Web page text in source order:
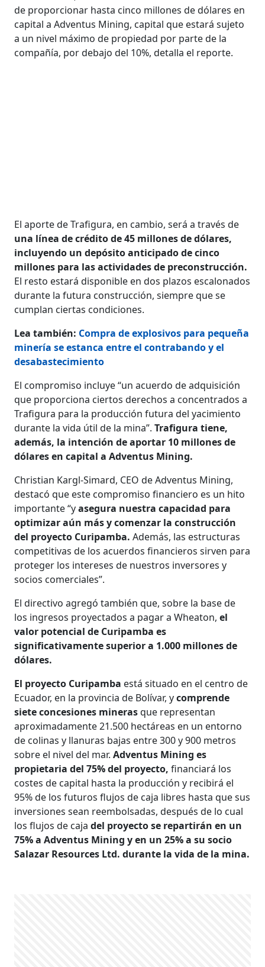
de proporcionar hasta cinco millones de dólares en
capital a Adventus Mining, capital que estará sujeto
a un nivel máximo de propiedad por parte de la
compañía, por debajo del 10%, detalla el reporte.
El aporte de Trafigura, en cambio, será a través de
una línea de crédito de 45 millones de dólares,
incluyendo un depósito anticipado de cinco
millones para las actividades de preconstrucción.
El resto estará disponible en dos plazos escalonados
durante la futura construcción, siempre que se
cumplan ciertas condiciones.
Lea también: Compra de explosivos para pequeña
minería se estanca entre el contrabando y el
desabastecimiento
El compromiso incluye “un acuerdo de adquisición
que proporciona ciertos derechos a concentrados a
Trafigura para la producción futura del yacimiento
durante la vida útil de la mina”.Trafigura tiene,
además, la intención de aportar 10 millones de
dólares en capital a Adventus Mining.
Christian Kargl-Simard, CEO de Adventus Mining,
destacó que este compromiso financiero es un hito
importante “yasegura nuestra capacidad para
optimizar aún más y comenzar la construcción
del proyecto Curipamba. Además, las estructuras
competitivas de los acuerdos financieros sirven para
proteger los intereses de nuestros inversores y
socios comerciales”.
El directivo agregó también que, sobre la base de
los ingresos proyectados a pagar a Wheaton,el
valor potencial de Curipamba es
significativamente superior a 1.000 millones de
dólares.
El proyecto Curipamba está situado en el centro de
Ecuador, en la provincia de Bolívar, ycomprende
siete concesiones minerasque representan
aproximadamente 21.500 hectáreas en un entorno
de colinas y llanuras bajas entre 300 y 900 metros
sobre el nivel del mar.Adventus Mining es
propietaria del 75% del proyecto, financiará los
costes de capital hasta la producción y recibirá el
95% de los futuros flujos de caja libres hasta que sus
inversiones sean reembolsadas, después de lo cual
los flujos de cajadel proyecto se repartirán en un
75% a Adventus Mining y en un 25% a su socio
Salazar Resources Ltd. durante la vida de la mina.